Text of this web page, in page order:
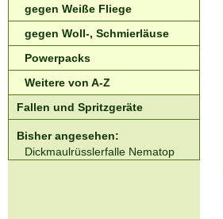
gegen Weiße Fliege
gegen Woll-, Schmierläuse
Powerpacks
Weitere von A-Z
Fallen und Spritzgeräte
Bisher angesehen:
Dickmaulrüsslerfalle Nematop